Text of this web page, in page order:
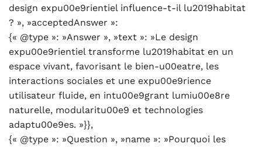
design expu00e9rientiel influence-t-il lu2019habitat
? », »acceptedAnswer »:
{« @type »: »Answer », »text »: »Le design
expu00e9rientiel transforme lu2019habitat en un
espace vivant, favorisant le bien-u00eatre, les
interactions sociales et une expu00e9rience
utilisateur fluide, en intu00e9grant lumiu00e8re
naturelle, modularitu00e9 et technologies
adaptu00e9es. »}},
{« @type »: »Question », »name »: »Pourquoi les